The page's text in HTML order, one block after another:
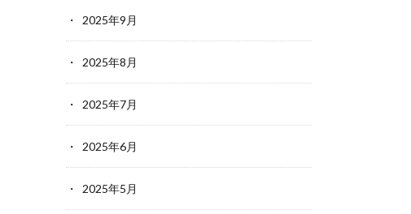
2025年9月
2025年8月
2025年7月
2025年6月
2025年5月